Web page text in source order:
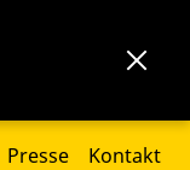
Presse Kontakt